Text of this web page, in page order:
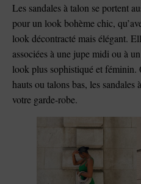
Les sandales à talon se portent
pour un look bohème chic,
look décontracté mais élégant.
associées à une jupe midi ou à
look plus sophistiqué et féminin.
hauts ou talons bas, les
votre garde-robe.